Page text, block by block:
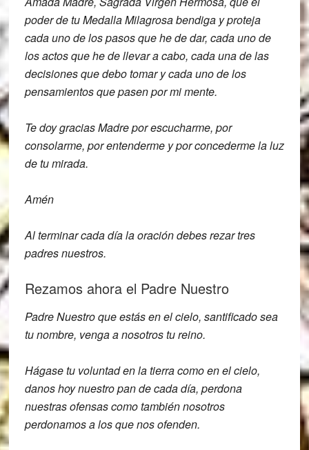
poder de tu Medalla Milagrosa bendiga y proteja
cada uno de los pasos que he de dar, cada uno de
los actos que he de llevara cabo, cada una de las
decisiones quedebo tomar y cada uno de los
pensamientos que pasen por mi mente.
Tedoy gracias Madre por escucharme, por
consolarme, por entenderme y porconcederme la luz
de tu mirada.
Amén
Al terminar cada día la oración debes rezar tres
padres nuestros.
Rezamos ahora el Padre Nuestro
Padre Nuestro que estás en el cielo, santificado sea
tu nombre, venga a nosotros tu reino.
Hágase tu voluntad en la tierra como en el cielo,
danos hoy nuestro pan de cada día, perdona
nuestras ofensas como también nosotros
perdonamos a los que nos ofenden.